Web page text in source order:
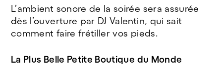
L’ambient sonore de la soirée sera assurée
dès l’ouverture par DJ Valentin, qui sait
comment faire frétiller vos pieds.
La Plus Belle Petite Boutique du Monde